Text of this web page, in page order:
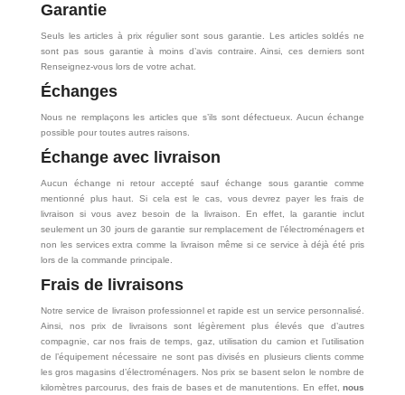
Garantie
Seuls les articles à prix régulier sont sous garantie. Les articles soldés ne
sont pas sous garantie à moins d’avis contraire. Ainsi, ces derniers sont
Renseignez-vous lors de votre achat.
Échanges
Nous ne remplaçons les articles que s’ils sont défectueux. Aucun échange
possible pour toutes autres raisons.
Échange avec livraison
Aucun échange ni retour accepté sauf échange sous garantie comme
mentionné plus haut. Si cela est le cas, vous devrez payer les frais de
livraison si vous avez besoin de la livraison. En effet, la garantie inclut
seulement un 30 jours de garantie sur remplacement de l’électroménagers et
non les services extra comme la livraison même si ce service à déjà été pris
lors de la commande principale.
Frais de livraisons
Notre service de livraison professionnel et rapide est un service personnalisé.
Ainsi, nos prix de livraisons sont légèrement plus élevés que d’autres
compagnie, car nos frais de temps, gaz, utilisation du camion et l’utilisation
de l’équipement nécessaire ne sont pas divisés en plusieurs clients comme
les gros magasins d’électroménagers. Nos prix se basent selon le nombre de
kilomètres parcourus, des frais de bases et de manutentions. En effet,nous